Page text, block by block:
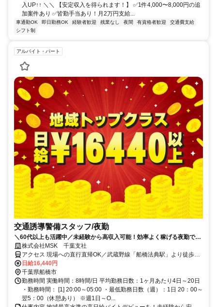
入UP↑↑ ＼＼ 【安定収入を得られます！】 ✅1件4,000〜8,000円の追
加案件あり ✅皆勤手当あり！月2万円支給...
車通勤OK 即日勤務OK 経験者歓迎 残業なし 夜間 有資格者歓迎
交通費支給
シフト制
アルバイト・パート
交通誘導警備スタッフ/夜勤
＼60代以上も活躍中／未経験から高収入可能！効率よく稼げる夜勤で警
備員デビューをしませんか！【月収32万円以上円可能・日払いも
OK！】勤務3日前までシフト申請可能！週1日～・短期もOK！未経験者
大歓迎！幅広い年代が活躍しています。
株式会社MSK 千葉支社
アクセス 現場への直行直帰OK／武蔵野線「船橋法典駅」より徒歩8
分
日給16,440円
千葉県船橋市
勤務時間 実働時間：8時間/日 平均勤務日数：1ヶ月あたり4日～20日
・勤務時間： [1] 20:00～05:00 ・最低勤務日数（週）：1日 20：00～
翌5：00（休憩あり） ※週1日～O...